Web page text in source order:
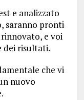
e analizzato
saranno pronti
e voi
dei risultati.
che vi
nuovo